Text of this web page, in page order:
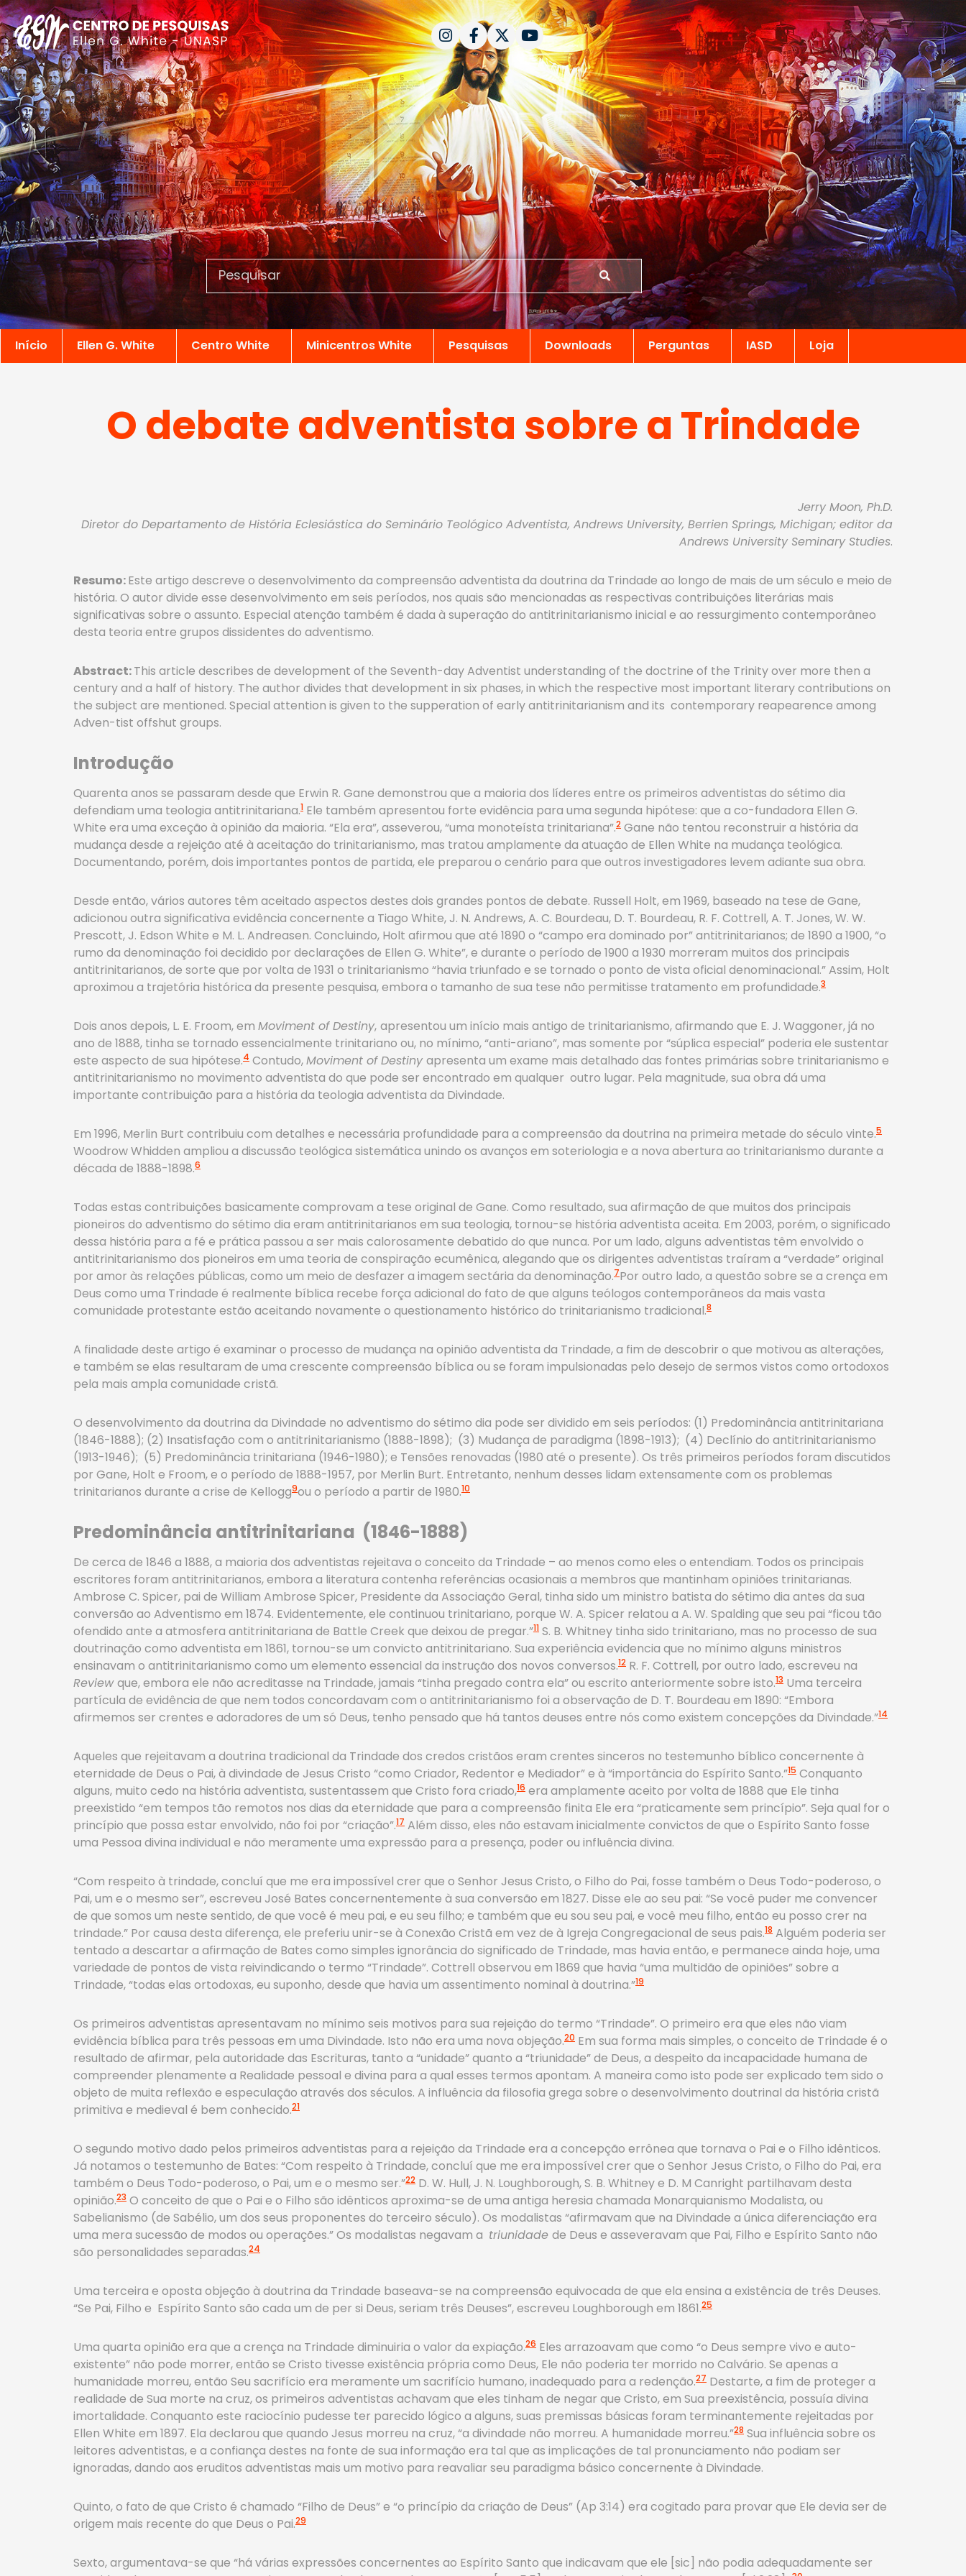
Início Ellen G. White Centro White Minicentros White Pesquisas Downloads Perguntas IASD Loja
O debate adventista sobre a Trindade
Jerry Moon, Ph.D.
Diretor do Departamento de História Eclesiástica do Seminário Teológico Adventista, Andrews University, Berrien Springs, Michigan; editor da
Andrews University Seminary Studies.
Resumo:Este artigo descreve o desenvolvimento da compreensão adventista da doutrina da Trindade ao longo de mais de um século e meio de
história. O autor divide esse desenvolvimento em seis períodos, nos quais são mencionadas as respectivas contribuições literárias mais
significativas sobre o assunto. Especial atenção também é dada à superação do antitrinitarianismo inicial e ao ressurgimento contemporâneo
desta teoria entre grupos dissidentes do adventismo.
Abstract:This article describes de development of the Seventh-day Adventist understanding of the doctrine of the Trinity over more then a
century and a half of history. The author divides that development in six phases, in which the respective most important literary contributions on
the subject are mentioned. Special attention is given to the supperation of early antitrinitarianism and its contemporary reapearence among
Adven-tist offshut groups.
Introdução
Quarenta anos se passaram desde que Erwin R. Gane demonstrou que a maioria dos líderes entre os primeiros adventistas do sétimo dia
defendiam uma teologia antitrinitariana.1 Ele também apresentou forte evidência para uma segunda hipótese: que a co-fundadora Ellen G.
White era uma exceção à opinião da maioria. “Ela era”, asseverou, “uma monoteísta trinitariana”.2 Gane não tentou reconstruir a história da
mudança desde a rejeição até à aceitação do trinitarianismo, mas tratou amplamente da atuação de Ellen White na mudança teológica.
Documentando, porém, dois importantes pontos de partida, ele preparou o cenário para que outros investigadores levem adiante sua obra.
Desde então, vários autores têm aceitado aspectos destes dois grandes pontos de debate. Russell Holt, em 1969, baseado na tese de Gane,
adicionou outra significativa evidência concernente a Tiago White, J. N. Andrews, A. C. Bourdeau, D. T. Bourdeau, R. F. Cottrell, A. T. Jones, W. W.
Prescott, J. Edson White e M. L. Andreasen. Concluindo, Holt afirmou que até 1890 o “campo era dominado por” antitrinitarianos; de 1890 a 1900, “o
rumo da denominação foi decidido por declarações de Ellen G. White”, e durante o período de 1900 a 1930 morreram muitos dos principais
antitrinitarianos, de sorte que por volta de 1931 o trinitarianismo “havia triunfado e se tornado o ponto de vista oficial denominacional.” Assim, Holt
aproximou a trajetória histórica da presente pesquisa, embora o tamanho de sua tese não permitisse tratamento em profundidade.3
Dois anos depois, L. E. Froom, em Moviment of Destiny, apresentou um início mais antigo de trinitarianismo, afirmando que E. J. Waggoner, já no
ano de 1888, tinha se tornado essencialmente trinitariano ou, no mínimo, “anti-ariano”, mas somente por “súplica especial” poderia ele sustentar
este aspecto de sua hipótese.4 Contudo,Moviment of Destinyapresenta um exame mais detalhado das fontes primárias sobre trinitarianismo e
antitrinitarianismo no movimento adventista do que pode ser encontrado em qualquer outro lugar. Pela magnitude, sua obra dá uma
importante contribuição para a história da teologia adventista da Divindade.
Em 1996, Merlin Burt contribuiu com detalhes e necessária profundidade para a compreensão da doutrina na primeira metade do século vinte.5
Woodrow Whidden ampliou a discussão teológica sistemática unindo os avanços em soteriologia e a nova abertura ao trinitarianismo durante a
década de 1888-1898.6
Todas estas contribuições basicamente comprovam a tese original de Gane. Como resultado, sua afirmação de que muitos dos principais
pioneiros do adventismo do sétimo dia eram antitrinitarianos em sua teologia, tornou-se história adventista aceita. Em 2003, porém, o significado
dessa história para a fé e prática passou a ser mais calorosamente debatido do que nunca. Por um lado, alguns adventistas têm envolvido o
antitrinitarianismo dos pioneiros em uma teoria de conspiração ecumênica, alegando que os dirigentes adventistas traíram a “verdade” original
por amor às relações públicas, como um meio de desfazer a imagem sectária da denominação.7Por outro lado, a questão sobre se a crença em
Deus como uma Trindade é realmente bíblica recebe força adicional do fato de que alguns teólogos contemporâneos da mais vasta
comunidade protestante estão aceitando novamente o questionamento histórico do trinitarianismo tradicional.8
A finalidade deste artigo é examinar o processo de mudança na opinião adventista da Trindade, a fim de descobrir o que motivou as alterações,
e também se elas resultaram de uma crescente compreensão bíblica ou se foram impulsionadas pelo desejo de sermos vistos como ortodoxos
pela mais ampla comunidade cristã.
O desenvolvimento da doutrina da Divindade no adventismo do sétimo dia pode ser dividido em seis períodos: (1) Predominância antitrinitariana
(1846-1888); (2) Insatisfação com o antitrinitarianismo (1888-1898); (3) Mudança de paradigma (1898-1913); (4) Declínio do antitrinitarianismo
(1913-1946); (5) Predominância trinitariana (1946-1980); e Tensões renovadas (1980 até o presente). Os três primeiros períodos foram discutidos
por Gane, Holt e Froom, e o período de 1888-1957, por Merlin Burt. Entretanto, nenhum desses lidam extensamente com os problemas
trinitarianos durante a crise de Kellogg9ou o período a partir de 1980.10
Predominância antitrinitariana (1846-1888)
De cerca de 1846 a 1888, a maioria dos adventistas rejeitava o conceito da Trindade – ao menos como eles o entendiam. Todos os principais
escritores foram antitrinitarianos, embora a literatura contenha referências ocasionais a membros que mantinham opiniões trinitarianas.
Ambrose C. Spicer, pai de William Ambrose Spicer, Presidente da Associação Geral, tinha sido um ministro batista do sétimo dia antes da sua
conversão ao Adventismo em 1874. Evidentemente, ele continuou trinitariano, porque W. A. Spicer relatou a A. W. Spalding que seu pai “ficou tão
ofendido ante a atmosfera antitrinitariana de Battle Creek que deixou de pregar.”11 S. B. Whitney tinha sido trinitariano, mas no processo de sua
doutrinação como adventista em 1861, tornou-se um convicto antitrinitariano. Sua experiência evidencia que no mínimo alguns ministros
ensinavam o antitrinitarianismo como um elemento essencial da instrução dos novos conversos.12 R. F. Cottrell, por outro lado, escreveu na
Reviewque, embora ele não acreditasse na Trindade, jamais “tinha pregado contra ela” ou escrito anteriormente sobre isto.13 Uma terceira
partícula de evidência de que nem todos concordavam com o antitrinitarianismo foi a observação de D. T. Bourdeau em 1890: “Embora
afirmemos ser crentes e adoradores de um só Deus, tenho pensado que há tantos deuses entre nós como existem concepções da Divindade.”14
Aqueles que rejeitavam a doutrina tradicional da Trindade dos credos cristãos eram crentes sinceros no testemunho bíblico concernente à
eternidade de Deus o Pai, à divindade de Jesus Cristo “como Criador, Redentor e Mediador” e à “importância do Espírito Santo.”15 Conquanto
alguns, muito cedo na história adventista, sustentassem que Cristo fora criado,16 era amplamente aceito por volta de 1888 que Ele tinha
preexistido “em tempos tão remotos nos dias da eternidade que para a compreensão finita Ele era “praticamente sem princípio”. Seja qual for o
princípio que possa estar envolvido, não foi por “criação”.17 Além disso, eles não estavam inicialmente convictos de que o Espírito Santo fosse
uma Pessoa divina individual e não meramente uma expressão para a presença, poder ou influência divina.
“Com respeito à trindade, concluí que me era impossível crer que o Senhor Jesus Cristo, o Filho do Pai, fosse também o Deus Todo-poderoso, o
Pai, um e o mesmo ser”, escreveu José Bates concernentemente à sua conversão em 1827. Disse ele ao seu pai: “Se você puder me convencer
de que somos um neste sentido, de que você é meu pai, e eu seu filho; e também que eu sou seu pai, e você meu filho, então eu posso crer na
trindade.” Por causa desta diferença, ele preferiu unir-se à Conexão Cristã em vez de à Igreja Congregacional de seus pais.18 Alguém poderia ser
tentado a descartar a afirmação de Bates como simples ignorância do significado de Trindade, mas havia então, e permanece ainda hoje, uma
variedade de pontos de vista reivindicando o termo “Trindade”. Cottrell observou em 1869 que havia “uma multidão de opiniões” sobre a
Trindade, “todas elas ortodoxas, eu suponho, desde que havia um assentimento nominal à doutrina.”19
Os primeiros adventistas apresentavam no mínimo seis motivos para sua rejeição do termo “Trindade”. O primeiro era que eles não viam
evidência bíblica para três pessoas em uma Divindade. Isto não era uma nova objeção.20 Em sua forma mais simples, o conceito de Trindade é o
resultado de afirmar, pela autoridade das Escrituras, tanto a “unidade” quanto a “triunidade” de Deus, a despeito da incapacidade humana de
compreender plenamente a Realidade pessoal e divina para a qual esses termos apontam. A maneira como isto pode ser explicado tem sido o
objeto de muita reflexão e especulação através dos séculos. A influência da filosofia grega sobre o desenvolvimento doutrinal da história cristã
primitiva e medieval é bem conhecido.21
O segundo motivo dado pelos primeiros adventistas para a rejeição da Trindade era a concepção errônea que tornava o Pai e o Filho idênticos.
Já notamos o testemunho de Bates: “Com respeito à Trindade, concluí que me era impossível crer que o Senhor Jesus Cristo, o Filho do Pai, era
também o Deus Todo-poderoso, o Pai, um e o mesmo ser.”22 D. W. Hull, J. N. Loughborough, S. B. Whitney e D. M Canright partilhavam desta
opinião.23 O conceito de que o Pai e o Filho são idênticos aproxima-se de uma antiga heresia chamada Monarquianismo Modalista, ou
Sabelianismo (de Sabélio, um dos seus proponentes do terceiro século). Os modalistas “afirmavam que na Divindade a única diferenciação era
uma mera sucessão de modos ou operações.” Os modalistas negavam a triunidade de Deus e asseveravam que Pai, Filho e Espírito Santo não
são personalidades separadas.24
Uma terceira e oposta objeção à doutrina da Trindade baseava-se na compreensão equivocada de que ela ensina a existência de três Deuses.
“Se Pai, Filho e Espírito Santo são cada um de per si Deus, seriam três Deuses”, escreveu Loughborough em 1861.25
Uma quarta opinião era que a crença na Trindade diminuiria o valor da expiação.26 Eles arrazoavam que como “o Deus sempre vivo e auto-
existente” não pode morrer, então se Cristo tivesse existência própria como Deus, Ele não poderia ter morrido no Calvário. Se apenas a
humanidade morreu, então Seu sacrifício era meramente um sacrifício humano, inadequado para a redenção.27 Destarte, a fim de proteger a
realidade de Sua morte na cruz, os primeiros adventistas achavam que eles tinham de negar que Cristo, em Sua preexistência, possuía divina
imortalidade. Conquanto este raciocínio pudesse ter parecido lógico a alguns, suas premissas básicas foram terminantemente rejeitadas por
Ellen White em 1897. Ela declarou que quando Jesus morreu na cruz, “a divindade não morreu. A humanidade morreu.”28 Sua influência sobre os
leitores adventistas, e a confiança destes na fonte de sua informação era tal que as implicações de tal pronunciamento não podiam ser
ignoradas, dando aos eruditos adventistas mais um motivo para reavaliar seu paradigma básico concernente à Divindade.
Quinto, o fato de que Cristo é chamado “Filho de Deus” e “o princípio da criação de Deus” (Ap 3:14) era cogitado para provar que Ele devia ser de
origem mais recente do que Deus o Pai.29
Sexto, argumentava-se que “há várias expressões concernentes ao Espírito Santo que indicavam que ele [sic] não podia adequadamente ser